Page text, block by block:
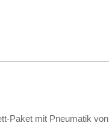
Paket mit Pneumatik von